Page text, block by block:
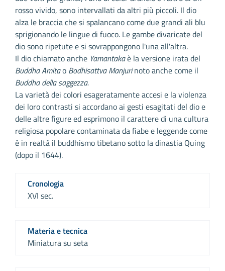
rosso vivido, sono intervallati da altri più piccoli. Il dio
alza le braccia che si spalancano come due grandi ali blu
sprigionando le lingue di fuoco. Le gambe divaricate del
dio sono ripetute e si sovrappongono l'una all'altra.
Il dio chiamato anche Yamantakaè la versione irata del
Buddha Amitao Bodhisattva Manjurinoto anche come il
Buddha della saggezza.
La varietà dei colori esageratamente accesi e la violenza
dei loro contrasti si accordano ai gesti esagitati del dio e
delle altre figure ed esprimono il carattere di una cultura
religiosa popolare contaminata da fiabe e leggende come
è in realtà il buddhismo tibetano sotto la dinastia Quing
(dopo il 1644).
Cronologia
XVI sec.
Materia e tecnica
Miniatura su seta